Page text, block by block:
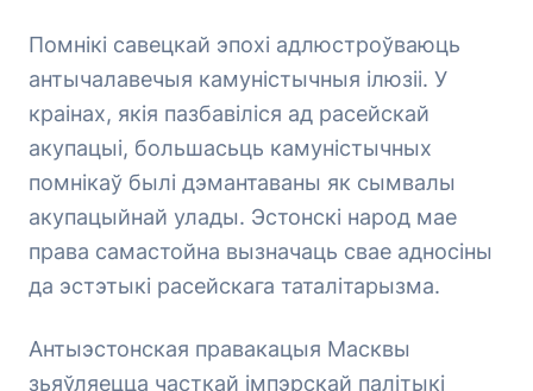
Помнікі савецкай эпохі адлюстроўваюць
антычалавечыя камуністычныя ілюзіі. У
краінах, якія пазбавіліся ад расейскай
акупацыі, большасьць камуністычных
помнікаў былі дэмантаваны як сымвалы
акупацыйнай улады. Эстонскі народ мае
права самастойна вызначаць свае адносіны
да эстэтыкі расейскага таталітарызма.
Антыэстонская правакацыя Масквы
зьяўляецца часткай імпэрскай палітыкі